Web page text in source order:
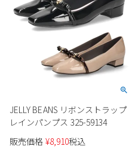
JELLY BEANS リボンストラップ
レインパンプス 325-59134
販売価格 ¥8,910税込